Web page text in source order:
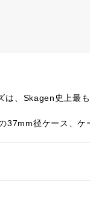
は、Skagen史上最
径ケース、ケ
は一部にキャスタ
のバックルとレザー